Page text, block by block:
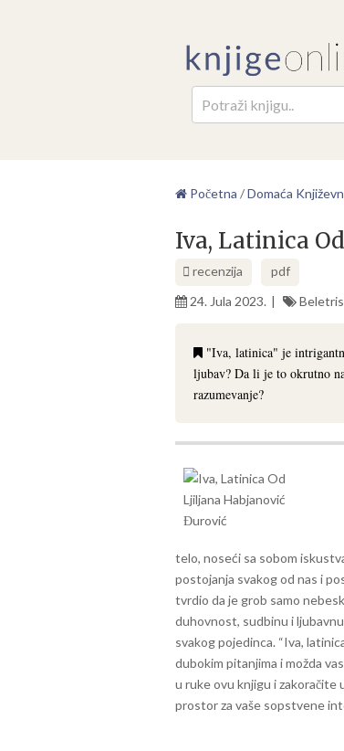
Početna /Domaća
Iva, Latinica
recenzija
pdf
24. Jula 2023.
"Iva, latinica" je
ljubav? Da li je to okrutno
razumevanje?
telo, noseći sa sobom
postojanja svakog od nas i
tvrdio da je grob samo
duhovnost, sudbinu i
svakog pojedinca. “Iva,
dubokim pitanjima i možda
u ruke ovu knjigu i
prostor za vaše sopstvene